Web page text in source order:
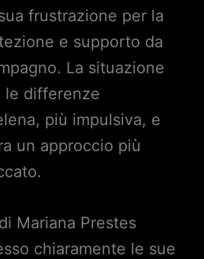
frustrazione per la
e supporto da
La situazione
le differenze
più impulsiva, e
un approccio più
Mariana Prestes
chiaramente le sue